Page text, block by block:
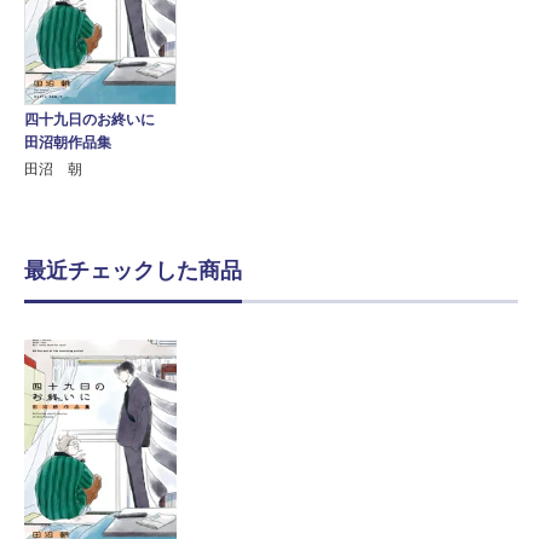
四十九日のお終いに
田沼朝作品集
田沼 朝
最近チェックした商品